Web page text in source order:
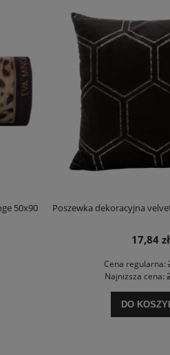
50x90 Poszewka dekoracyjna
17,84 zł
Cena regularna:
Najniższa cena:
DO